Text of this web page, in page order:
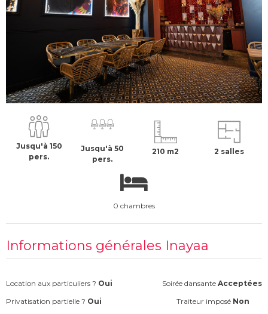
75008-Paris À partir de :
2500 €H.T
Jusqu'à 150
pers.
Jusqu'à 50
pers.
210 m2 2 salles
0 chambres
Informations générales Inayaa
Location aux particuliers ? Oui Soirée dansante Acceptées
Privatisation partielle ? Oui Traiteur imposé Non